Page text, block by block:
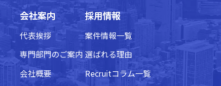
会社案内
代表挨拶
専門部門のご案内
会社概要
採用情報
案件情報一覧
選ばれる理由
Recruitコラム一覧